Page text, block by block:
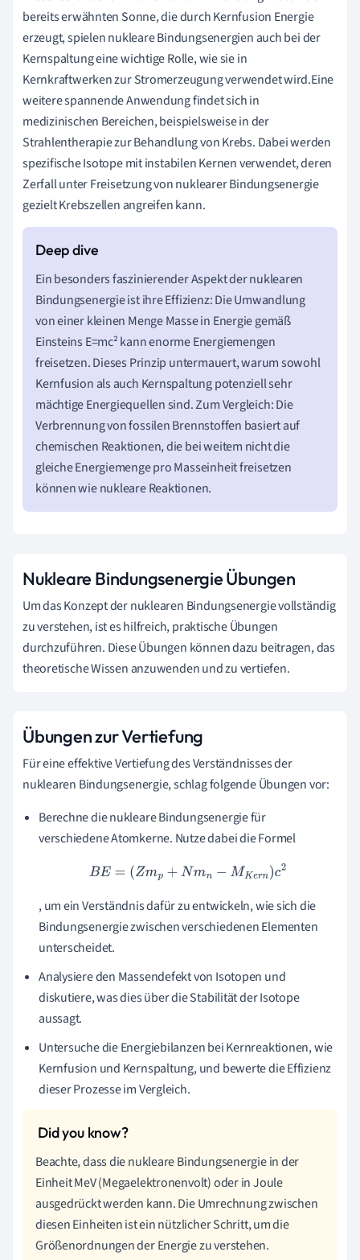
bereits erwähnten Sonne, die durch Kernfusion Energie
erzeugt, spielen nukleare Bindungsenergien auch bei der
Kernspaltung eine wichtige Rolle, wie sie in
Kernkraftwerken zur Stromerzeugung verwendet wird.Eine
weitere spannende Anwendung findet sich in
medizinischen Bereichen, beispielsweise in der
Strahlentherapie zur Behandlung von Krebs. Dabei werden
spezifische Isotope mit instabilen Kernen verwendet, deren
Zerfall unter Freisetzung von nuklearer Bindungsenergie
gezielt Krebszellen angreifen kann.
Ein besonders faszinierender Aspekt der nuklearen
Bindungsenergie ist ihre Effizienz: Die Umwandlung
von einer kleinen Menge Masse in Energie gemäß
Einsteins E=mc² kann enorme Energiemengen
freisetzen. Dieses Prinzip untermauert, warum sowohl
Kernfusion als auch Kernspaltung potenziell sehr
mächtige Energiequellen sind. Zum Vergleich: Die
Verbrennung von fossilen Brennstoffen basiert auf
chemischen Reaktionen, die bei weitem nicht die
gleiche Energiemenge pro Masseinheit freisetzen
können wie nukleare Reaktionen.
Nukleare Bindungsenergie Übungen
Um das Konzept der nuklearen Bindungsenergie vollständig
zu verstehen, ist es hilfreich, praktische Übungen
durchzuführen. Diese Übungen können dazu beitragen, das
theoretische Wissen anzuwenden und zu vertiefen.
Übungen zur Vertiefung
Für eine effektive Vertiefung des Verständnisses der
nuklearen Bindungsenergie, schlag folgende Übungen vor:
Berechne die nukleare Bindungsenergie für
verschiedene Atomkerne. Nutze dabei die Formel
B E=(Zmp+Nmn−M Ke rn)c2
, um ein Verständnis dafür zu entwickeln, wie sich die
Bindungsenergie zwischen verschiedenen Elementen
unterscheidet.
Analysiere den Massendefekt von Isotopen und
diskutiere, was dies über die Stabilität der Isotope
aussagt.
Untersuche die Energiebilanzen bei Kernreaktionen, wie
Kernfusion und Kernspaltung, und bewerte die Effizienz
dieser Prozesse im Vergleich.
Beachte, dass die nukleare Bindungsenergie in der
Einheit MeV (Megaelektronenvolt) oder in Joule
ausgedrückt werden kann. Die Umrechnung zwischen
diesen Einheiten ist ein nützlicher Schritt, um die
Größenordnungen der Energie zu verstehen.